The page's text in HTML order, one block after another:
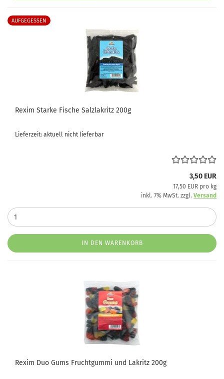
AUFGEGESSEN
Rexim Starke Fische Salzlakritz 200g
Lieferzeit: aktuell nicht lieferbar
3,50 EUR
17,50 EUR pro kg
inkl. 7% MwSt. zzgl. Versand
IN DEN WARENKORB
Rexim Duo Gums Fruchtgummi und Lakritz 200g